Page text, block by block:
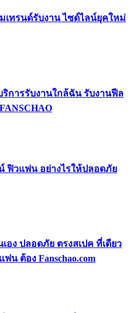
มเทรนด์รับงาน ไซด์ไลน์ยุคใหม่
ริการรับงานใกล้ฉัน รับงานฟีล
ฟิวแฟน อย่างไรให้ปลอดภัย
อง ปลอดภัย ตรงสเปค ที่เดียว
น ต้อง Fanschao.com